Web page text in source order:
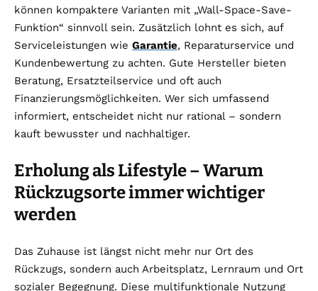
können kompaktere Varianten mit „Wall-Space-Save-
Funktion“ sinnvoll sein. Zusätzlich lohnt es sich, auf
Serviceleistungen wie Garantie, Reparaturservice und
Kundenbewertung zu achten. Gute Hersteller bieten
Beratung, Ersatzteilservice und oft auch
Finanzierungsmöglichkeiten. Wer sich umfassend
informiert, entscheidet nicht nur rational – sondern
kauft bewusster und nachhaltiger.
Erholung als Lifestyle – Warum
Rückzugsorte immer wichtiger
werden
Das Zuhause ist längst nicht mehr nur Ort des
Rückzugs, sondern auch Arbeitsplatz, Lernraum und Ort
sozialer Begegnung. Diese multifunktionale Nutzung